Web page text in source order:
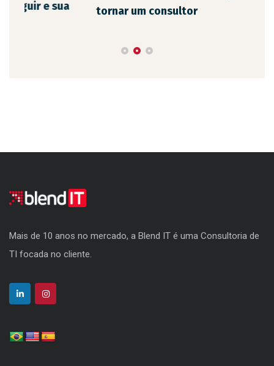
tornar um consultor
Mais de 10 anos no mercado, a Blend IT é uma Consultoria de
TI focada no cliente.